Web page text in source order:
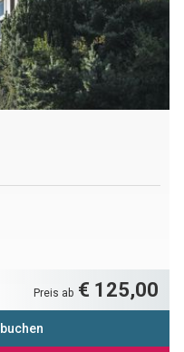
Preis ab € 125,00